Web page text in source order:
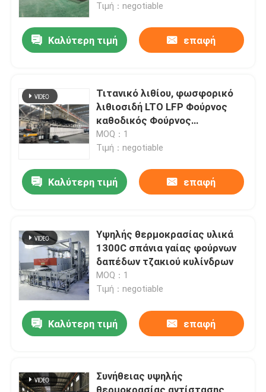
Τιμή：negotiable
Καλύτερη τιμή επαφή
Τιτανικό λιθίου, φωσφορικό
λιθιοσιδή LTO LFP Φούρνος
καθοδικός Φούρνος
τροχόσπιτος Φούρνος
MOQ：1
Τιμή：negotiable
Καλύτερη τιμή επαφή
Υψηλής θερμοκρασίας υλικά
1300C σπάνια γαίας φούρνων
δαπέδων τζακιού κυλίνδρων
MOQ：1
Τιμή：negotiable
Καλύτερη τιμή επαφή
Συνήθειας υψηλής